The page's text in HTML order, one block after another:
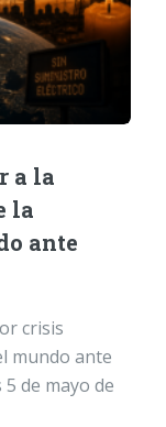
a la
la
ante
crisis
mundo ante
de mayo de